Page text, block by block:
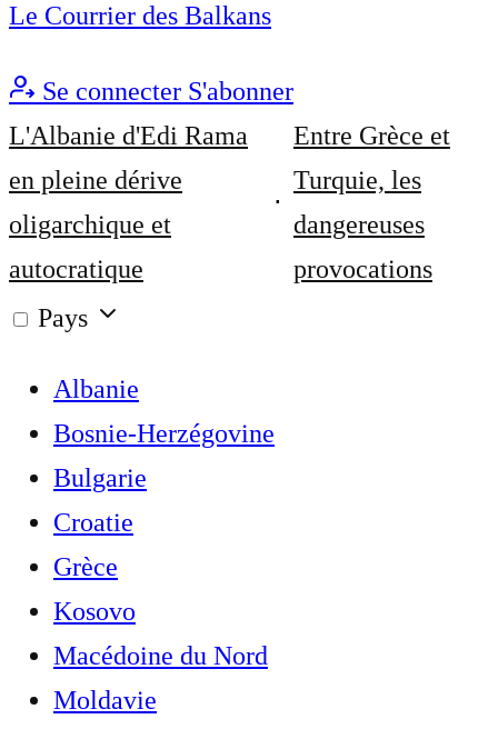
Le Courrier des Balkans
Se connecter S'abonner
L'Albanie d'Edi Rama
en pleine dérive
oligarchique et
autocratique
Entre Grèce et
Turquie, les
dangereuses
provocations
Pays
Albanie
Bosnie-Herzégovine
Bulgarie
Croatie
Grèce
Kosovo
Macédoine du Nord
Moldavie